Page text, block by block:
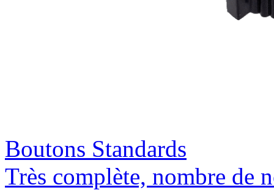
Boutons Standards
Très complète, nombre de